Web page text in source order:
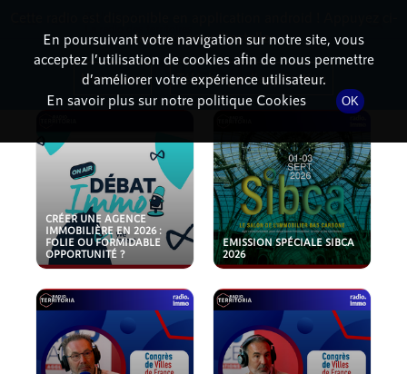
PODCASTS
CRÉER UNE AGENCE
IMMOBILIÈRE EN 2026 :
FOLIE OU FORMIDABLE
OPPORTUNITÉ ?
EMISSION SPÉCIALE SIBCA
2026
En poursuivant votre navigation sur notre site, vous
acceptez l’utilisation de cookies afin de nous permettre
d’améliorer votre expérience utilisateur.
En savoir plus sur notre politique Cookies
OK
dessous pour l'installer.
Non merci Télécharger l'application